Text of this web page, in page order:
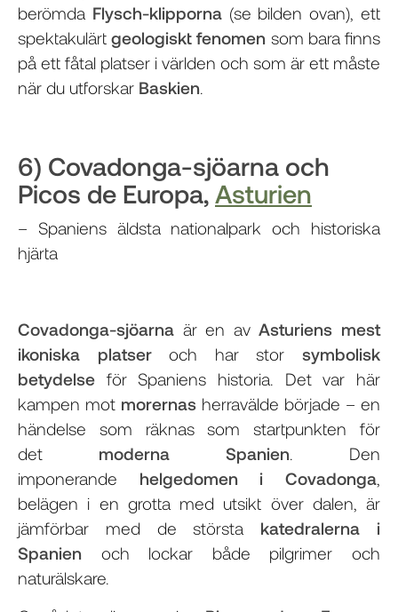
berömda Flysch-klipporna(se bilden ovan), ett
spektakulärtgeologiskt fenomen som bara finns
på ett fåtal platser i världen och som är ett måste
när du utforskar Baskien.
6) Covadonga-sjöarna och
Picos de Europa, Asturien
– Spaniens äldsta nationalpark och historiska
hjärta
Covadonga-sjöarna är en avAsturiens mest
ikoniska platseroch har storsymbolisk
betydelse för Spaniens historia. Det var här
kampen mot morernas herravälde började – en
händelse som räknas som startpunkten för
det moderna Spanien. Den
imponerande helgedomen i Covadonga,
belägen i en grotta med utsikt över dalen, är
jämförbar med de största katedralerna i
Spanien och lockar både pilgrimer och
naturälskare.